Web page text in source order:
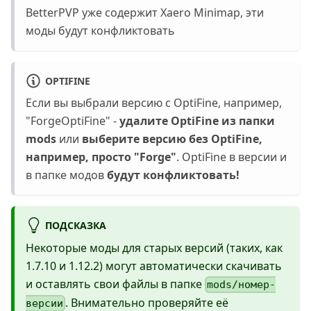
BetterPVP уже содержит Xaero Minimap, эти
моды будут конфликтовать
OPTIFINE
Если вы выбрали версию с OptiFine, например,
"ForgeOptiFine" -удалите OptiFine из папки
mods или выберите версию без OptiFine,
например, просто "Forge". OptiFine в версии и
в папке модовбудут конфликтовать!
ПОДСКАЗКА
Некоторые моды для старых версий (таких, как
1.7.10 и 1.12.2) могут автоматически скачивать
и оставлять свои файлы в папке mods/номер-
версии . Внимательно проверяйте её